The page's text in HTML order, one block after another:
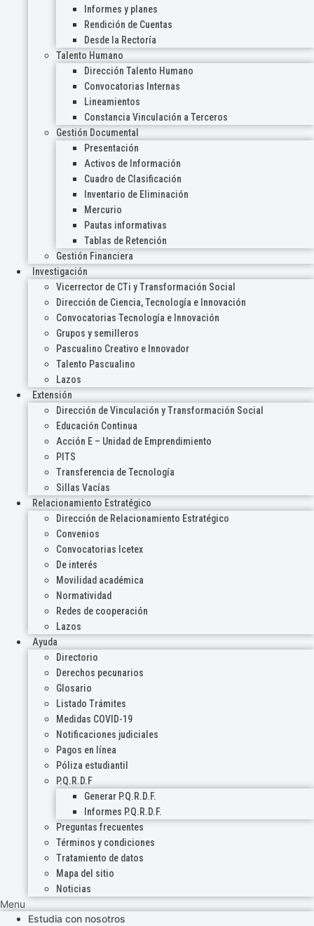
Informes y planes
Rendición de Cuentas
Desde la Rectoría
Talento Humano
Dirección Talento Humano
Convocatorias Internas
Lineamientos
Constancia Vinculación a Terceros
Gestión Documental
Presentación
Activos de Información
Cuadro de Clasificación
Inventario de Eliminación
Mercurio
Pautas informativas
Tablas de Retención
Gestión Financiera
Investigación
Vicerrector de CTi y Transformación Social
Dirección de Ciencia, Tecnología e Innovación
Convocatorias Tecnología e Innovación
Grupos y semilleros
Pascualino Creativo e Innovador
Talento Pascualino
Lazos
Extensión
Dirección de Vinculación y Transformación Social
Educación Continua
Acción E – Unidad de Emprendimiento
PITS
Transferencia de Tecnología
Sillas Vacías
Relacionamiento Estratégico
Dirección de Relacionamiento Estratégico
Convenios
Convocatorias Icetex
De interés
Movilidad académica
Normatividad
Redes de cooperación
Lazos
Ayuda
Directorio
Derechos pecunarios
Glosario
Listado Trámites
Medidas COVID-19
Notificaciones judiciales
Pagos en línea
Póliza estudiantil
P.Q.R.D.F
Generar P.Q.R.D.F.
Informes P.Q.R.D.F.
Preguntas frecuentes
Términos y condiciones
Tratamiento de datos
Mapa del sitio
Noticias
Menu
Estudia con nosotros